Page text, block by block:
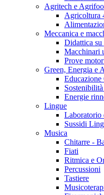
Agritech e
Agricoltura
Meccanica e
Didattica su
Macchinari
Prove
Green, Energia e
Educazione
Energie
Lingue
Laboratorio
Sussidi
Musica
Chitarre -
Fiati
Ritmica e
Percussioni
Tastiere